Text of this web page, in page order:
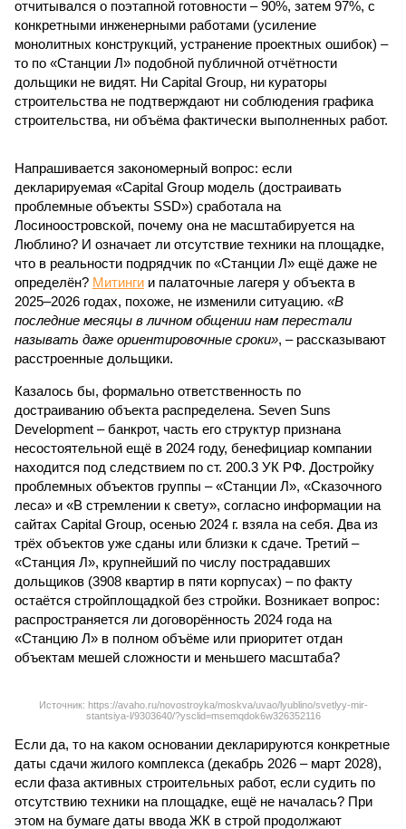
отчитывался о поэтапной готовности – 90%, затем 97%, с
конкретными инженерными работами (усиление
монолитных конструкций, устранение проектных ошибок) –
то по «Станции Л» подобной публичной отчётности
дольщики не видят. Ни Capital Group, ни кураторы
строительства не подтверждают ни соблюдения графика
строительства, ни объёма фактически выполненных работ.
Напрашивается закономерный вопрос: если
декларируемая «Capital Group модель (достраивать
проблемные объекты SSD») сработала на
Лосиноостровской, почему она не масштабируется на
Люблино? И означает ли отсутствие техники на площадке,
что в реальности подрядчик по «Станции Л» ещё даже не
определён? Митинги и палаточные лагеря у объекта в
2025–2026 годах, похоже, не изменили ситуацию. «В
последние месяцы в личном общении нам перестали
называть даже ориентировочные сроки», – рассказывают
расстроенные дольщики.
Казалось бы, формально ответственность по
достраиванию объекта распределена. Seven Suns
Development – банкрот, часть его структур признана
несостоятельной ещё в 2024 году, бенефициар компании
находится под следствием по ст. 200.3 УК РФ. Достройку
проблемных объектов группы – «Станции Л», «Сказочного
леса» и «В стремлении к свету», согласно информации на
сайтах Capital Group, осенью 2024 г. взяла на себя. Два из
трёх объектов уже сданы или близки к сдаче. Третий –
«Станция Л», крупнейший по числу пострадавших
дольщиков (3908 квартир в пяти корпусах) – по факту
остаётся стройплощадкой без стройки. Возникает вопрос:
распространяется ли договорённость 2024 года на
«Станцию Л» в полном объёме или приоритет отдан
объектам мешей сложности и меньшего масштаба?
Источник: https://avaho.ru/novostroyka/moskva/uvao/lyublino/svetlyy-mir-
stantsiya-l/9303640/?ysclid=msemqdok6w326352116
Если да, то на каком основании декларируются конкретные
даты сдачи жилого комплекса (декабрь 2026 – март 2028),
если фаза активных строительных работ, если судить по
отсутствию техники на площадке, ещё не началась? При
этом на бумаге даты ввода ЖК в строй продолжают